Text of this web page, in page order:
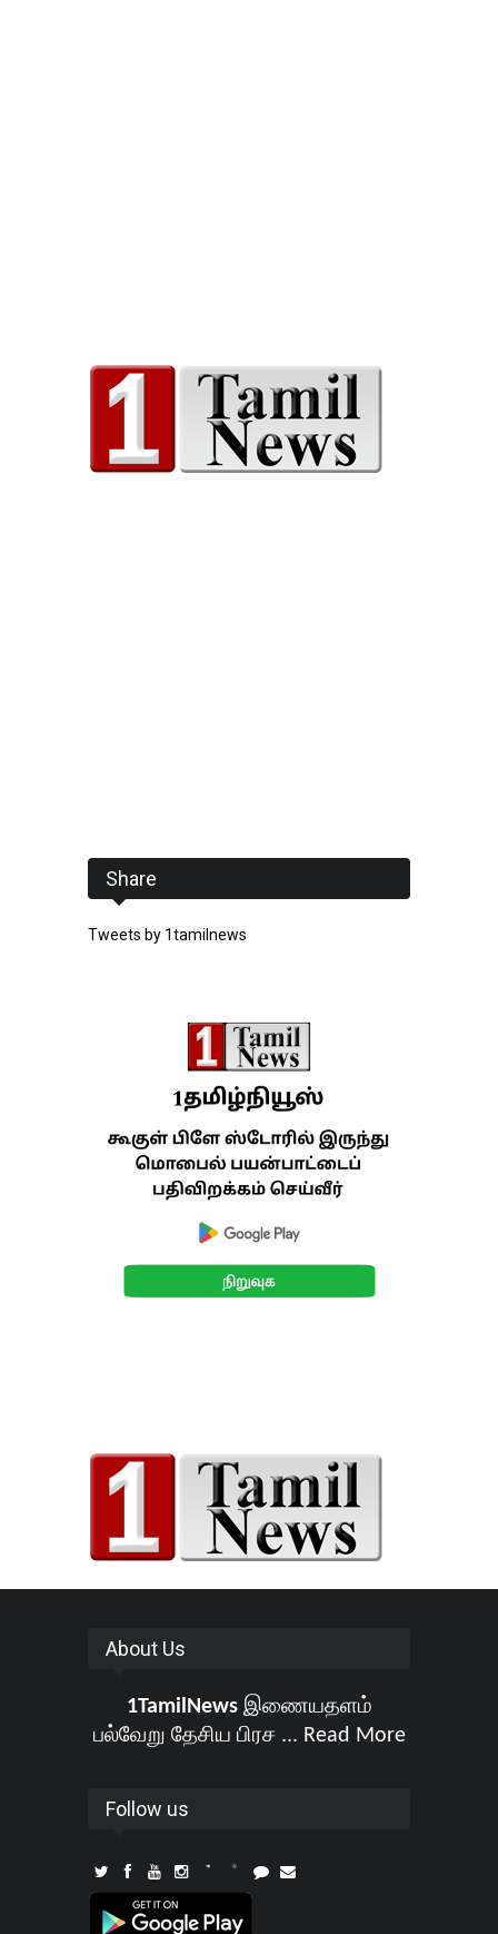
Share
Tweets by 1tamilnews
About Us
1TamilNewsஇணையதளம்
பல்வேறு தேசிய பிரச ... Read More
Follow us